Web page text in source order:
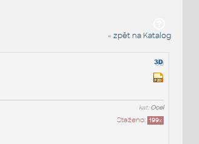
« zpět na Katalog
kat:Ocel
Staženo: 199x